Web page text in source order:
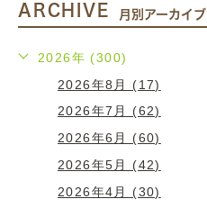
ARCHIVE 月別アーカイブ
2026年 (300)
2026年8月 (17)
2026年7月 (62)
2026年6月 (60)
2026年5月 (42)
2026年4月 (30)